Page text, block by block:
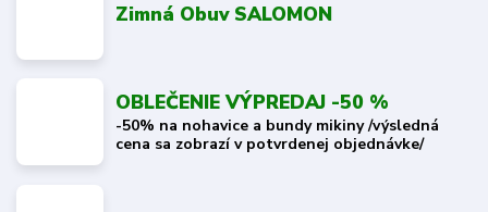
Zimná Obuv SALOMON
OBLEČENIE VÝPREDAJ -50 %
-50% na nohavice a bundy mikiny /výsledná
cena sa zobrazí v potvrdenej objednávke/